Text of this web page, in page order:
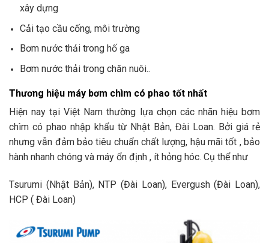
xây dựng
Cải tạo cầu cống, môi trường
Bơm nước thải trong hố ga
Bơm nước thải trong chăn nuôi..
Thương hiệu máy bơm chìm có phao tốt nhất
Hiện nay tại Việt Nam thường lựa chọn các nhãn hiệu bơm
chìm có phao nhập khẩu từ Nhật Bản, Đài Loan. Bởi giá rẻ
nhưng vẫn đảm bảo tiêu chuẩn chất lượng, hậu mãi tốt , bảo
hành nhanh chóng và máy ổn định , ít hỏng hóc. Cụ thể như
Tsurumi (Nhật Bản), NTP (Đài Loan), Evergush (Đài Loan),
HCP ( Đài Loan)